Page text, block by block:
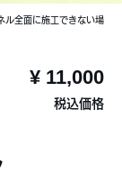
ル全面に施工できない場
¥ 11,000
税込価格